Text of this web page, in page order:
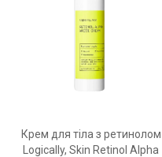
Крем для тіла з ретинолом
Logically, Skin Retinol Alpha